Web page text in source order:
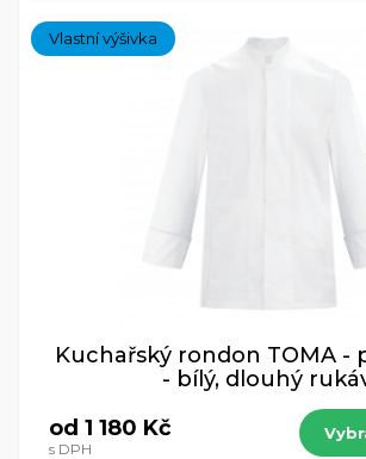
Vlastní výšivka
Kuchařský rondon TOMA -
- bílý, dlouhý
od 1 180 Kč
s DPH